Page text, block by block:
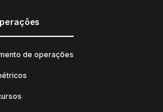
de operações